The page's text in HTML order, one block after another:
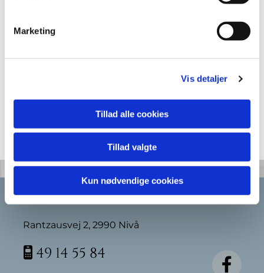
Marketing
Vis detaljer
Tillad alle cookies
Tillad valgte
Kun nødvendige cookies
Karlebo Sogn
Rantzausvej 2, 2990 Nivå
 49 14 55 84